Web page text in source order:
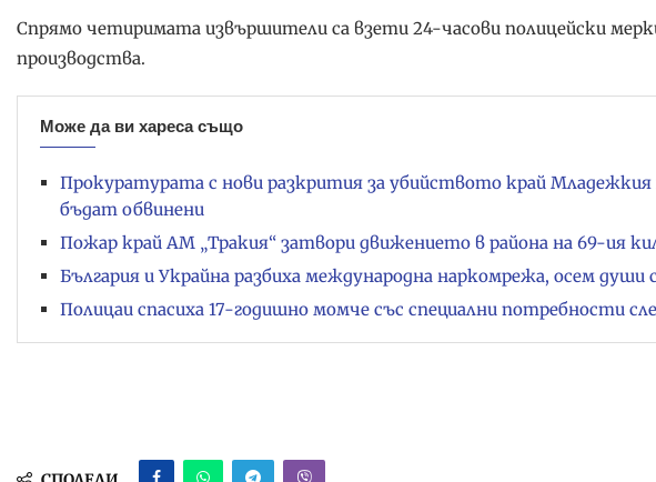
Спрямо четиримата извършители са взети 24-часови полицейски
производства.
Може да ви хареса също
Прокуратурата с нови разкрития за убийството край
бъдат обвинени
Пожар край АМ „Тракия“ затвори движението в района на 69-ия
България и Украйна разбиха международна наркомрежа, осем души
Полицаи спасиха 17-годишно момче със специални потребности